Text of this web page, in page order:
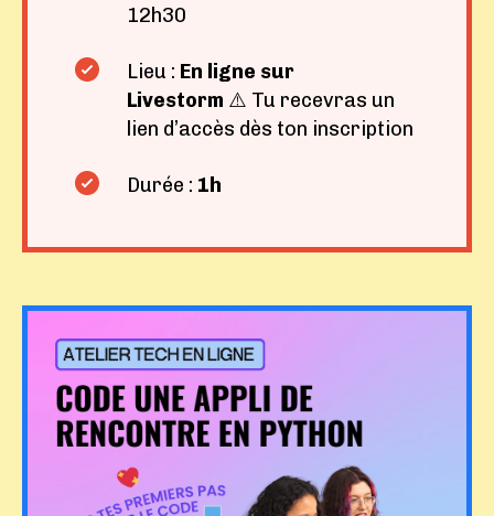
12h30
Lieu : En ligne sur
Livestorm ⚠️ Tu recevras un
lien d’accès dès ton inscription
Durée : 1h